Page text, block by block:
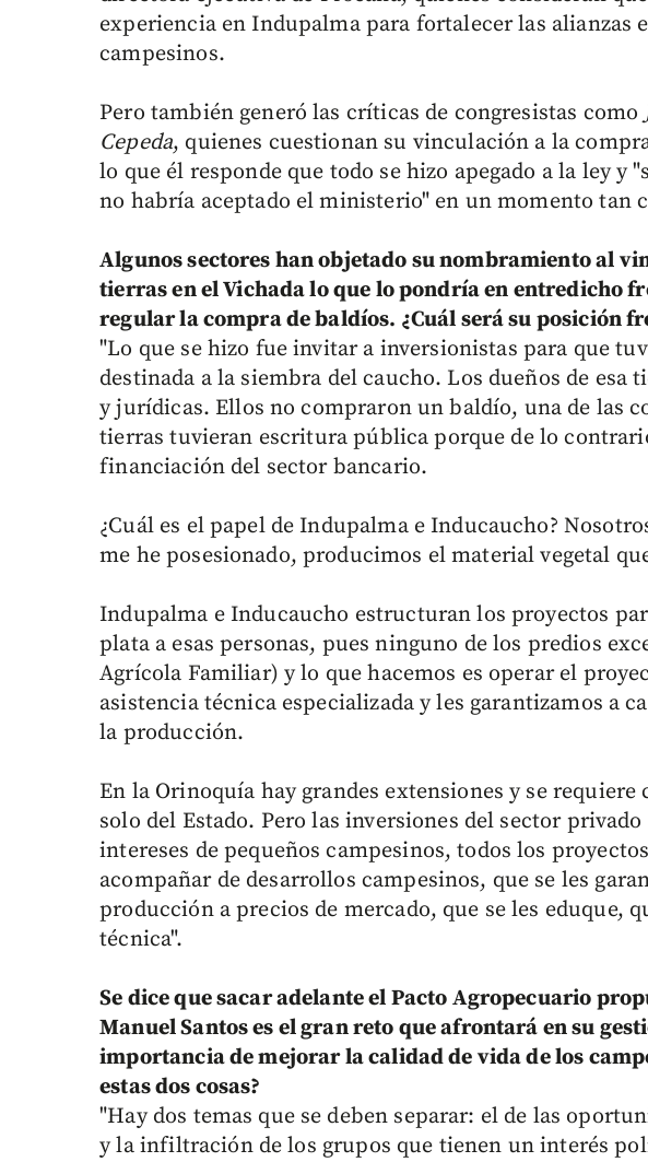
experiencia en Indupalma para fortalecer las alianzas
campesinos.
Pero también generó las críticas de congresistas como
Cepeda, quienes cuestionan su vinculación a la
lo que él responde que todo se hizo apegado a la ley y
no habría aceptado el ministerio" en un momento tan
Algunos sectores han objetado su nombramiento al
tierras en el Vichada lo que lo pondría en entredicho
regular la compra de baldíos. ¿Cuál será su posición
"Lo que se hizo fue invitar a inversionistas para que
destinada a la siembra del caucho. Los dueños de esa
y jurídicas. Ellos no compraron un baldío, una de las
tierras tuvieran escritura pública porque de lo
financiación del sector bancario.
¿Cuál es el papel de Indupalma e Inducaucho?
me he posesionado, producimos el material vegetal
Indupalma e Inducaucho estructuran los proyectos
plata a esas personas, pues ninguno de los predios
Agrícola Familiar) y lo que hacemos es operar el
asistencia técnica especializada y les garantizamos a
la producción.
En la Orinoquía hay grandes extensiones y se
solo del Estado. Pero las inversiones del sector
intereses de pequeños campesinos, todos los
acompañar de desarrollos campesinos, que se les
producción a precios de mercado, que se les eduque,
técnica".
Se dice que sacar adelante el Pacto Agropecuario
Manuel Santos es el gran reto que afrontará en su
importancia de mejorar la calidad de vida de los
estas dos cosas?
"Hay dos temas que se deben separar: el de las
y la infiltración de los grupos que tienen un interés